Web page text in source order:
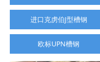
进口克虏伯J型槽钢
欧标UPN槽钢